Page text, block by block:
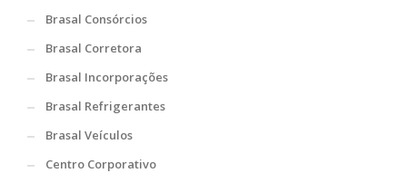
Brasal Consórcios
Brasal Corretora
Brasal Incorporações
Brasal Refrigerantes
Brasal Veículos
Centro Corporativo